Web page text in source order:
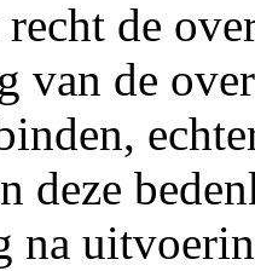
de
van de
deze
na